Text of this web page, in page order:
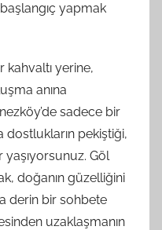
yapmak
kahvaltı yerine,
anına
sadece bir
dostlukların pekiştiği,
Göl
doğanın güzelliğini
derin bir sohbete
uzaklaşmanın